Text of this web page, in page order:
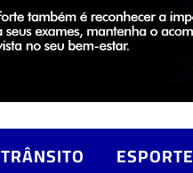
TRÂNSITO ESPORTE